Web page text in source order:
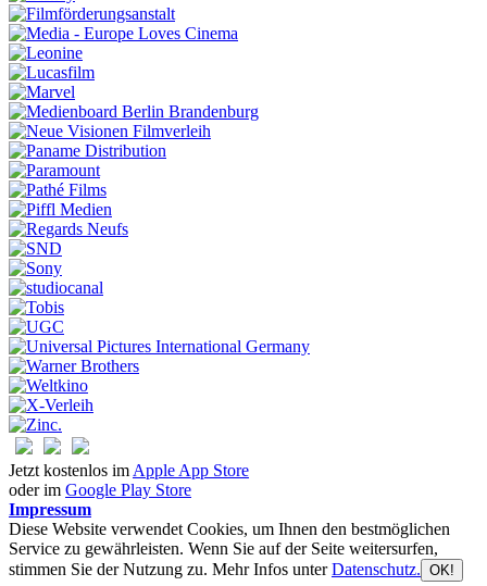
Jetzt kostenlos im Apple App Store
oder im Google Play Store
Impressum
Diese Website verwendet Cookies, um Ihnen den bestmöglichen
Service zu gewährleisten. Wenn Sie auf der Seite weitersurfen,
stimmen Sie der Nutzung zu. Mehr Infos unterDatenschutz. OK!